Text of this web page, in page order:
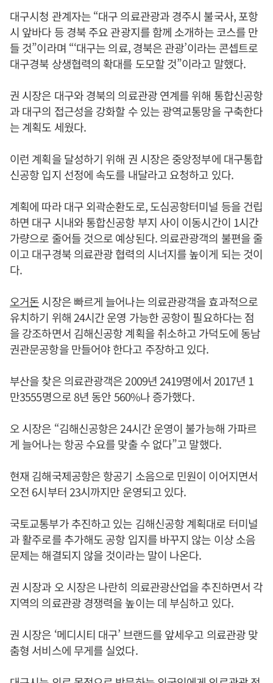
대구시청 관계자는 “대구 의료관광과 경주시 불국사, 포항
시 앞바다 등 경북 주요 관광지를 함께 소개하는 코스를 만
들 것”이라며 “‘대구는 의료, 경북은 관광’이라는 콘셉트로
대구경북 상생협력의 확대를 도모할 것”이라고 말했다.
권 시장은 대구와 경북의 의료관광 연계를 위해 통합신공항
과 대구의 접근성을 강화할 수 있는 광역교통망을 구축한다
는 계획도 세웠다.
이런 계획을 달성하기 위해 권 시장은 중앙정부에 대구통합
신공항 입지 선정에 속도를 내달라고 요청하고 있다.
계획에 따라 대구 외곽순환도로, 도심공항터미널 등을 건립
하면 대구 시내와 통합신공항 부지 사이 이동시간이 1시간
가량으로 줄어들 것으로 예상된다. 의료관광객의 불편을 줄
이고 대구경북 의료관광 협력의 시너지를 높이게 되는 것이
다.
오거돈시장은 빠르게 늘어나는 의료관광객을 효과적으로
유치하기 위해 24시간 운영 가능한 공항이 필요하다는 점
을 강조하면서 김해신공항 계획을 취소하고 가덕도에 동남
권관문공항을 만들어야 한다고 주장하고 있다.
부산을 찾은 의료관광객은 2009년 2419명에서 2017년 1
만3555명으로 8년 동안 560%나 증가했다.
오 시장은 “김해신공항은 24시간 운영이 불가능해 가파르
게 늘어나는 항공 수요를 맞출 수 없다”고 말했다.
현재 김해국제공항은 항공기 소음으로 민원이 이어지면서
오전 6시부터 23시까지만 운영되고 있다.
국토교통부가 추진하고 있는 김해신공항 계획대로 터미널
과 활주로를 추가해도 공항 입지를 바꾸지 않는 이상 소음
문제는 해결되지 않을 것이라는 말이 나온다.
권 시장과 오 시장은 나란히 의료관광산업을 추진하면서 각
지역의 의료관광 경쟁력을 높이는 데 부심하고 있다.
권 시장은 ‘메디시티 대구’ 브랜드를 앞세우고 의료관광 맞
춤형 서비스에 무게를 실었다.